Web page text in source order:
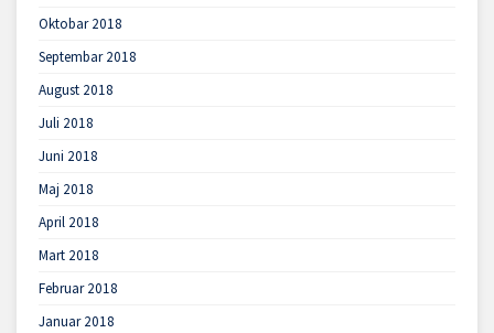
Oktobar 2018
Septembar 2018
August 2018
Juli 2018
Juni 2018
Maj 2018
April 2018
Mart 2018
Februar 2018
Januar 2018